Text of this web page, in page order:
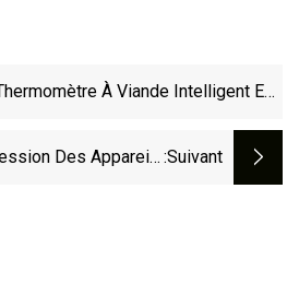
À Viande Intelligent Est
Utilisé, Et Il Est Enfin En Vente
Des Appareils :suivant